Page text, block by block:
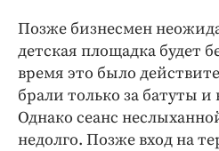
Позже бизнесмен
детская площадка будет
время это было
брали только за батуты
Однако сеанс
недолго. Позже вход на